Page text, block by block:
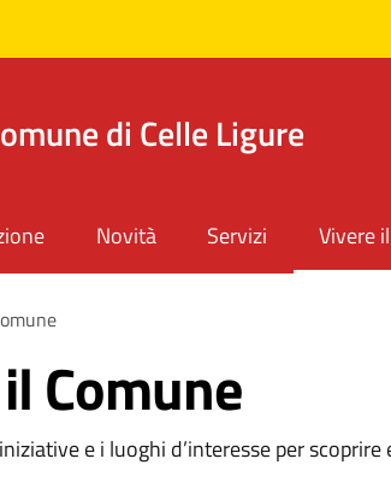
di Celle Ligure
Novità Servizi Vivere
Comune
e i luoghi d’interesse per